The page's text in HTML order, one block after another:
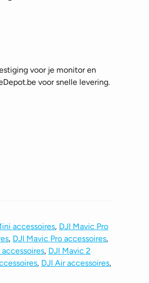
voor je monitor en
voor snelle levering.
accessoires, DJI Mavic Pro
, DJI Mavic Pro accessoires,
accessoires, DJI Mavic 2
, DJI Air accessoires,